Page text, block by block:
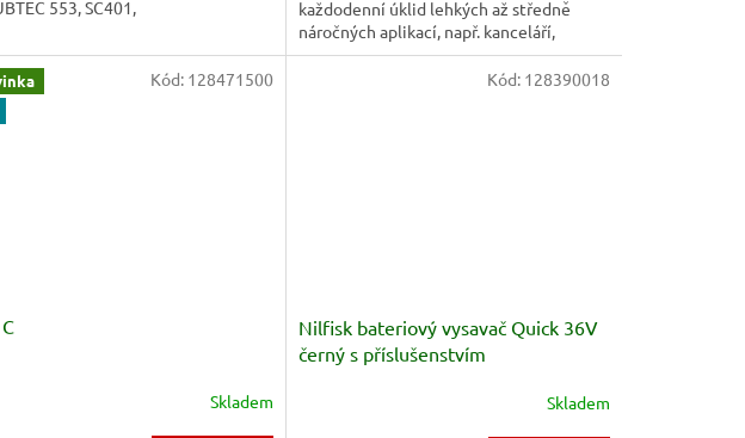
553, SC401,
každodenní úklid lehkých až středně
náročných aplikací, např. kanceláří,
hotelových pokojů či prodejen....
Skladem
Kód: 128471500
Nilfisk bateriový vysavač Quick 36V
černý s příslušenstvím
Skladem
Kód: 128390018